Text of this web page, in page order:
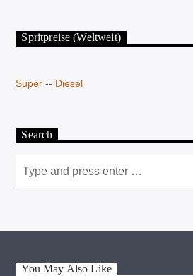
Spritpreise (Weltweit)
Super -- Diesel
Search
You May Also Like